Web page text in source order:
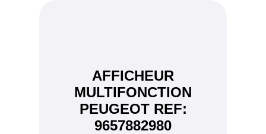
AFFICHEUR
MULTIFONCTION
PEUGEOT REF:
9657882980